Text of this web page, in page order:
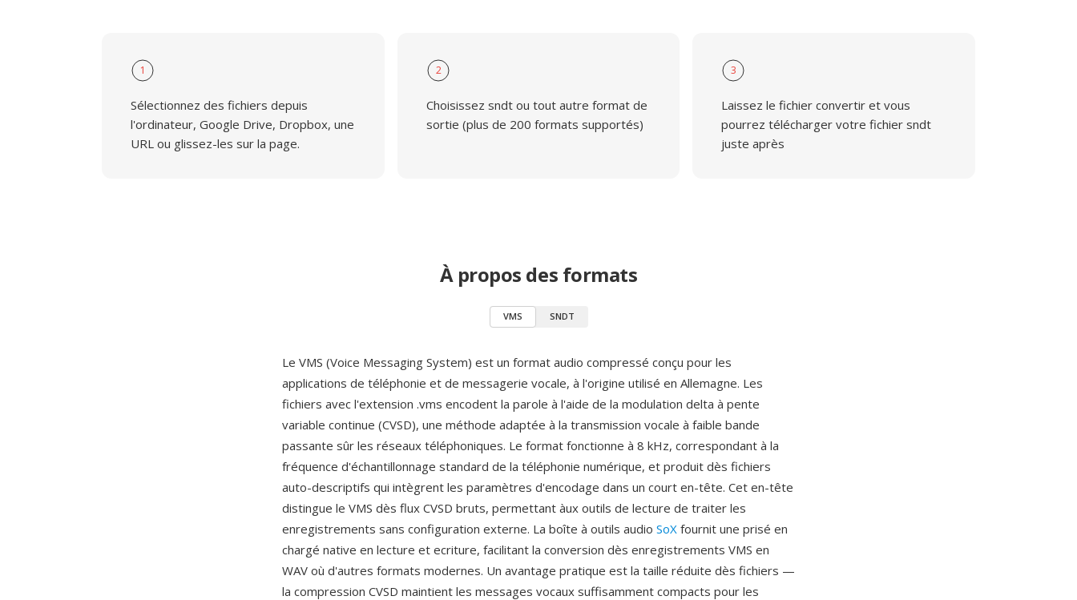
1
Sélectionnez des fichiers depuis
l'ordinateur, Google Drive, Dropbox, une
URL ou glissez-les sur la page.
2
Choisissez sndt ou tout autre format de
sortie (plus de 200 formats supportés)
3
Laissez le fichier convertir et vous
pourrez télécharger votre fichier sndt
juste après
À propos des formats
VMS SNDT
Le VMS (Voice Messaging System) est un format audio compressé conçu pour les
applications de téléphonie et de messagerie vocale, à l'origine utilisé en Allemagne. Les
fichiers avec l'extension .vms encodent la parole à l'aide de la modulation delta à pente
variable continue (CVSD), une méthode adaptée à la transmission vocale à faible bande
passante sûr les réseaux téléphoniques. Le format fonctionne à 8 kHz, correspondant à la
fréquence d'échantillonnage standard de la téléphonie numérique, et produit dès fichiers
auto-descriptifs qui intègrent les paramètres d'encodage dans un court en-tête. Cet en-tête
distingue le VMS dès flux CVSD bruts, permettant àux outils de lecture de traiter les
enregistrements sans configuration externe. La boîte à outils audio SoX fournit une prisé en
chargé native en lecture et ecriture, facilitant la conversion dès enregistrements VMS en
WAV où d'autres formats modernes. Un avantage pratique est la taille réduite dès fichiers —
la compression CVSD maintient les messages vocaux suffisamment compacts pour les